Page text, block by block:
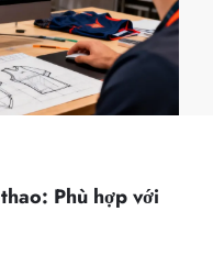
Phù hợp với